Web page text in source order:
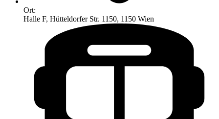
Ort:
Halle F, Hütteldorfer Str. 1150, 1150 Wien